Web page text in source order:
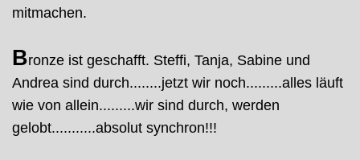
mitmachen.
Bronze ist geschafft. Steffi, Tanja, Sabine und
Andrea sind durch........jetzt wir noch.........alles läuft
wie von allein.........wir sind durch, werden
gelobt...........absolut synchron!!!